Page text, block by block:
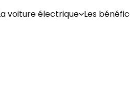
voiture électrique Les